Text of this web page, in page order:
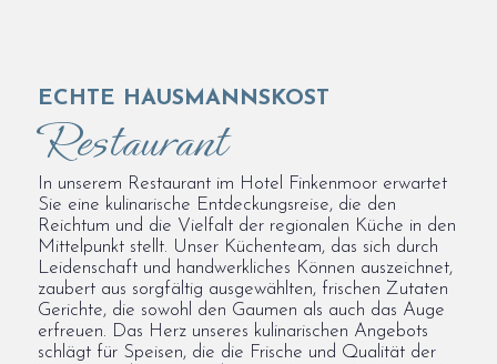
ECHTE HAUSMANNSKOST
Restaurant
In unserem Restaurant im Hotel Finkenmoor erwartet
Sie eine kulinarische Entdeckungsreise, die den
Reichtum und die Vielfalt der regionalen Küche in den
Mittelpunkt stellt. Unser Küchenteam, das sich durch
Leidenschaft und handwerkliches Können auszeichnet,
zaubert aus sorgfältig ausgewählten, frischen Zutaten
Gerichte, die sowohl den Gaumen als auch das Auge
erfreuen. Das Herz unseres kulinarischen Angebots
schlägt für Speisen, die die Frische und Qualität der